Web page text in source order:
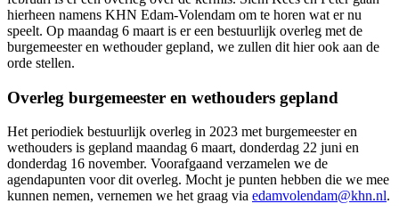
hierheen namens KHN Edam-Volendam om te horen wat er nu
speelt. Op maandag 6 maart is er een bestuurlijk overleg met de
burgemeester en wethouder gepland, we zullen dit hier ook aan de
orde stellen.
Overleg burgemeester en wethouders gepland
Het periodiek bestuurlijk overleg in 2023 met burgemeester en
wethouders is gepland maandag 6 maart, donderdag 22 juni en
donderdag 16 november. Voorafgaand verzamelen we de
agendapunten voor dit overleg. Mocht je punten hebben die we mee
kunnen nemen, vernemen we het graag via edamvolendam@khn.nl.